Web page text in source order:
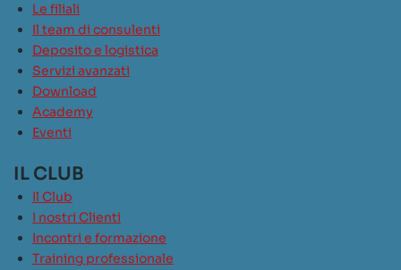
Le filiali
Il team di consulenti
Deposito e logistica
Servizi avanzati
Download
Academy
Eventi
IL CLUB
Il Club
I nostri Clienti
Incontri e formazione
Training professionale